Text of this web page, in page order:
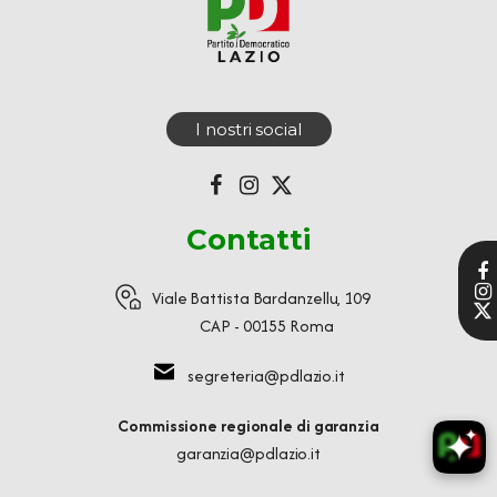
I nostri social
Contatti
Viale Battista Bardanzellu, 109
CAP - 00155 Roma
segreteria@pdlazio.it
Commissione regionale di garanzia
garanzia@pdlazio.it